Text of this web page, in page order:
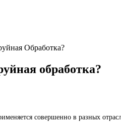
Обработка?
обработка?
совершенно в разных